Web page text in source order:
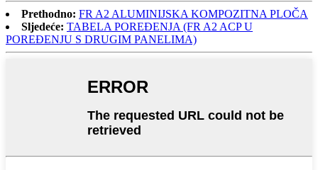
Prethodno: FR A2 ALUMINIJSKA KOMPOZITNA PLOČA
Sljedeće: TABELA POREĐENJA (FR A2 ACP U
POREĐENJU S DRUGIM PANELIMA)